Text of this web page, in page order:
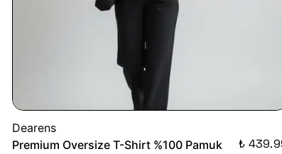
Dearens
Premium Oversize T-Shirt %100 Pamuk
₺